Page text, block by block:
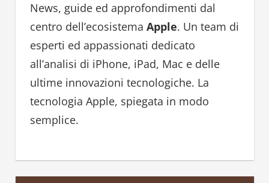
News, guide ed approfondimenti dal
centro dell’ecosistema Apple. Un team di
esperti ed appassionati dedicato
all’analisi di iPhone, iPad, Mac e delle
ultime innovazioni tecnologiche. La
tecnologia Apple, spiegata in modo
semplice.